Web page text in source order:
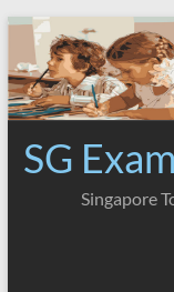
Skip
content
SG
Singapore